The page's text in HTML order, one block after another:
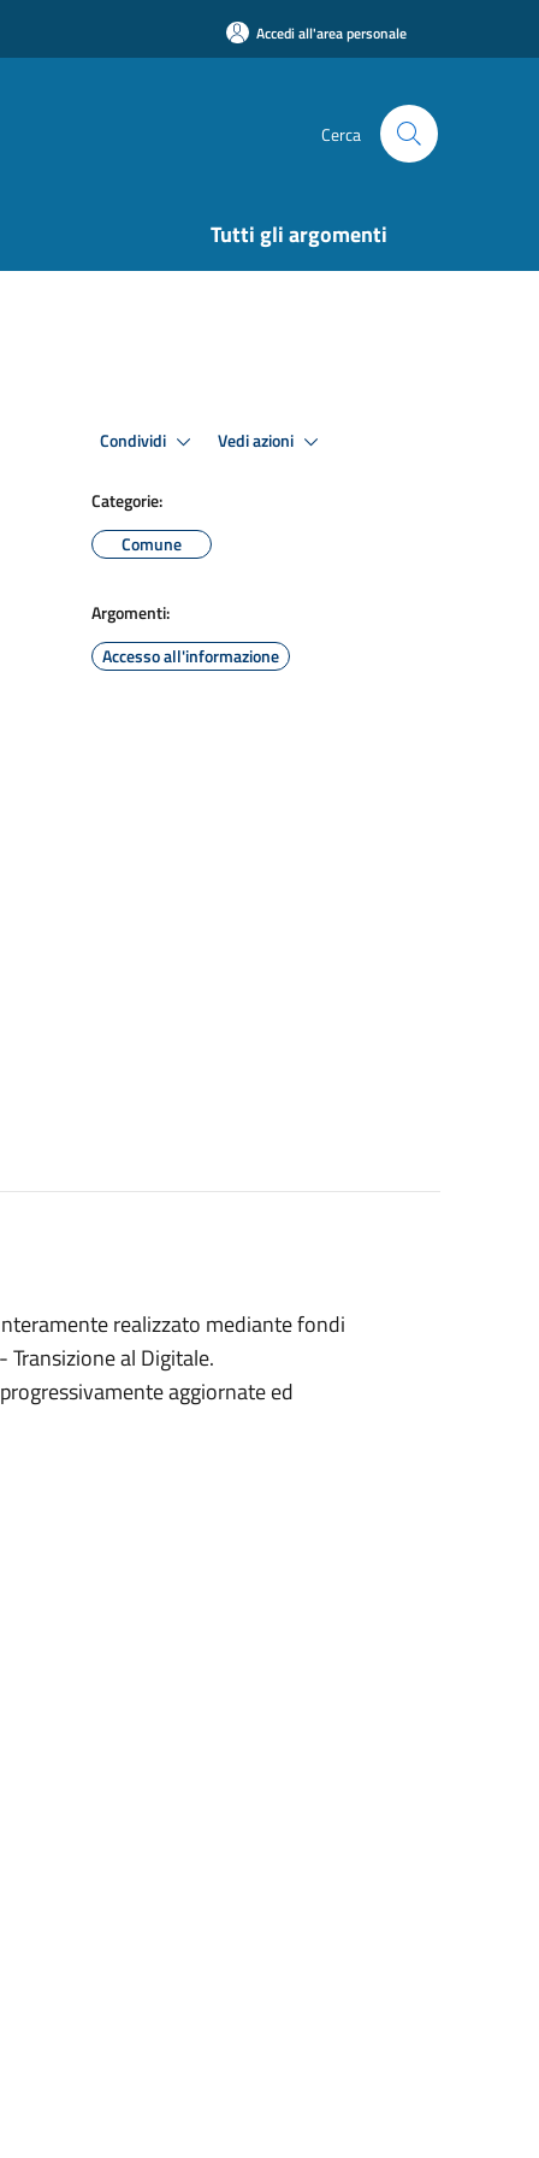
Accedi all'area personale
Cerca
Tutti gli argomenti
Condividi Vedi azioni
Categorie:
Comune
Argomenti:
Accesso all'informazione
realizzato mediante fondi
Transizione al Digitale.
aggiornate ed